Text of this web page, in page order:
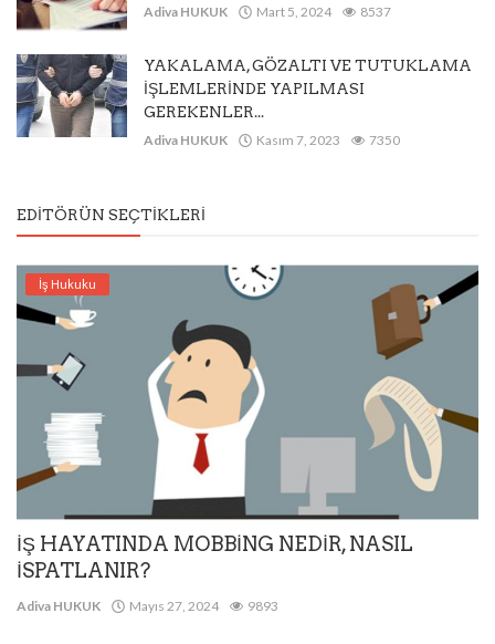
Adiva HUKUK Mart 5, 2024 8537
YAKALAMA, GÖZALTI VE TUTUKLAMA
İŞLEMLERİNDE YAPILMASI
GEREKENLER...
Adiva HUKUK Kasım 7, 2023 7350
EDITÖRÜN SEÇTIKLERI
İş Hukuku
İŞ HAYATINDA MOBBİNG NEDİR, NASIL
İSPATLANIR?
Adiva HUKUK Mayıs 27, 2024 9893